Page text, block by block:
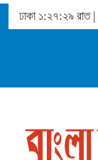
ঢাকা ১:২৭:২৯ রাত|